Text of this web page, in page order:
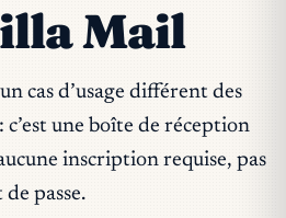
Mail
cas d’usage différent des
c’est une boîte de réception
inscription requise, pas
passe.